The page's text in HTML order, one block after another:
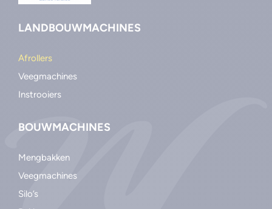
LANDBOUWMACHINES
Afrollers
Veegmachines
Instrooiers
BOUWMACHINES
Mengbakken
Veegmachines
Silo’s